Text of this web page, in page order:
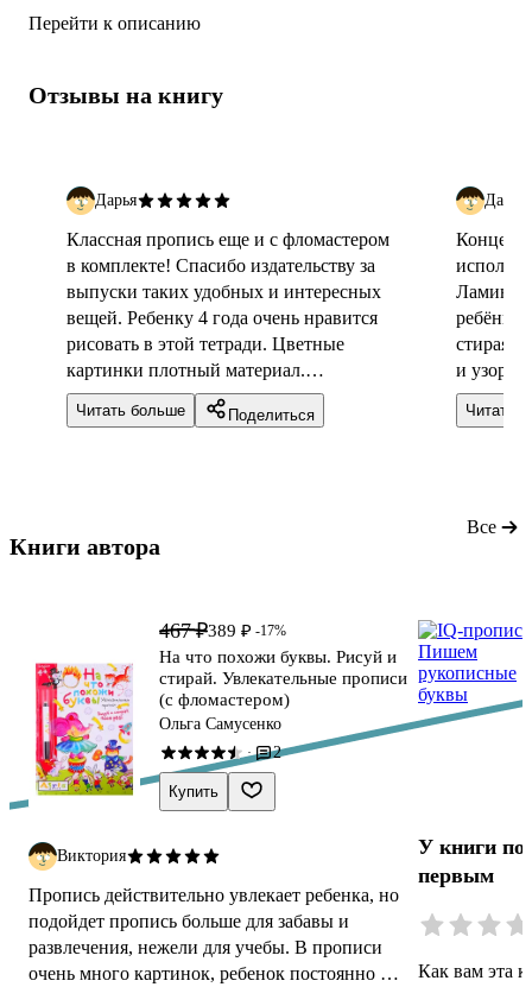
Специальное покрытие на страничках позволяет легко
+ Рисование двумя руками.
Перейти к описанию
Отзывы на книгу
Дарья
Классная пропись еще и с фломастером
в комплекте! Спасибо издательству за
выпуски таких удобных и интересных
вещей. Ребенку 4 года очень нравится
рисовать в этой тетради. Цветные
картинки плотный материал.
Увлекательная подача информации.
Купила попробовать и не пожалела,
Читать больше Поделиться
Дарья
ребёнку
стирая
и узоры.
Читать
Книги автора
Все
467 ₽389 ₽ -17%
На что похожи буквы. Рисуй и
стирай. Увлекательные прописи
(с фломастером)
Ольга Самусенко
· 2
Купить
Виктория
Пропись действительно увлекает ребенка, но
подойдет пропись больше для забавы и
развлечения, нежели для учебы. В прописи
очень много картинок, ребенок постоянно на
У книги
первым
Как вам эта